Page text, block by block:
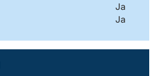
Ja
Ja